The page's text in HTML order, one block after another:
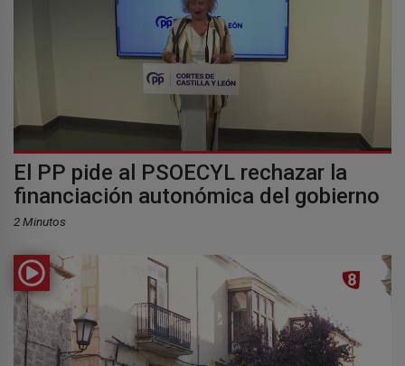
El PP pide al PSOECYL rechazar la
financiación autonómica del gobierno
2 Minutos